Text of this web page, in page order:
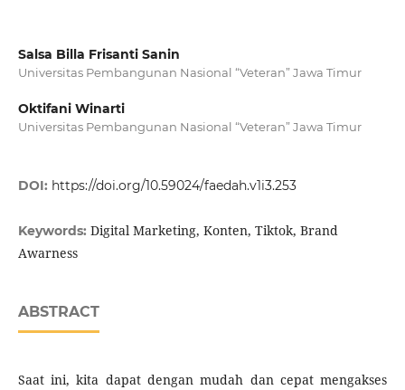
Salsa Billa Frisanti Sanin
Universitas Pembangunan Nasional “Veteran” Jawa Timur
Oktifani Winarti
Universitas Pembangunan Nasional “Veteran” Jawa Timur
DOI: https://doi.org/10.59024/faedah.v1i3.253
Keywords: Digital Marketing, Konten, Tiktok, Brand
Awarness
ABSTRACT
Saat ini, kita dapat dengan mudah dan cepat mengakses